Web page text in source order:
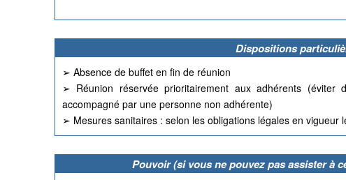
Dispositions
➢ Absence de buffet en fin de réunion
➢ Réunion réservée prioritairement aux adhérents
accompagné par une personne non adhérente)
➢ Mesures sanitaires : selon les obligations légales en vigueur
Pouvoir (si vous ne pouvez pas assister à